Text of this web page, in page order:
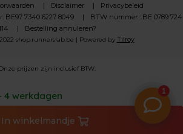
4 werkdagen
In winkelmandje
Disclaimer
Privacybeleid
7340 6227 8049
BTW nummer : BE 0789 724
Bestelling annuleren?
shop.runnerslab.be | Powered by Tilroy
prijzen zijn inclusief BTW.